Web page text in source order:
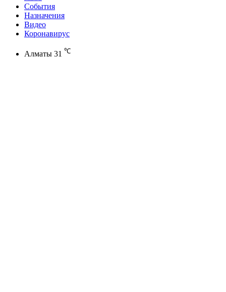
События
Назначения
Видео
Коронавирус
Алматы 31 ℃